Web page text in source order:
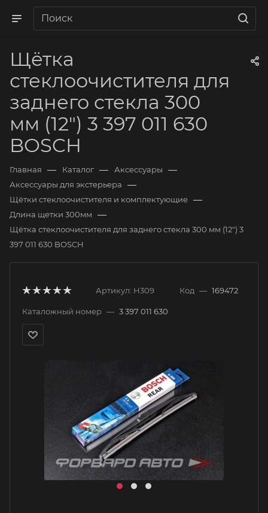
Щётка
стеклоочистителя для
заднего стекла 300
мм (12") 3 397 011 630
BOSCH
Главная — Каталог — Аксессуары —
Аксессуары для экстерьера —
Щётки стеклоочистителя и комплектующие —
Длина щетки 300мм —
Щётка стеклоочистителя для заднего стекла 300 мм (12") 3
397 011 630 BOSCH
Артикул: H309 Код — 169472
Каталожный номер — 3 397 011 630